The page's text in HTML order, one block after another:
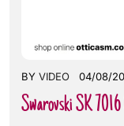
BY VIDEO 04/08/
Swarovski SK